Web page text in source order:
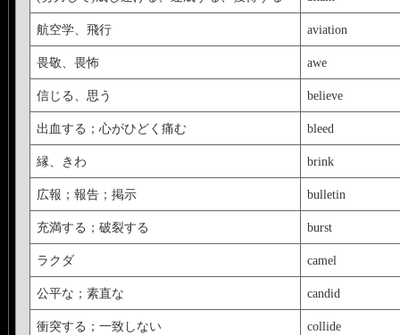
航空学、飛行 aviation
畏敬、畏怖 awe
信じる、思う believe
出血する；心がひどく痛む bleed
縁、きわ brink
広報；報告；掲示 bulletin
充満する；破裂する burst
ラクダ camel
公平な；素直な candid
衝突する；一致しない collide